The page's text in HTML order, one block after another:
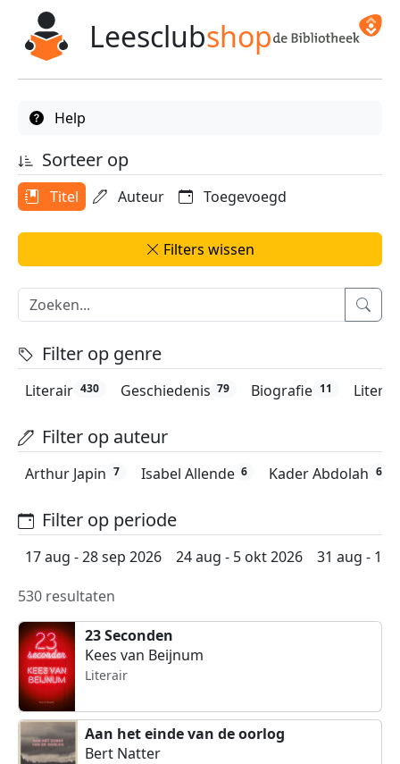
Leesclubshop
Help
Sorteer op
Titel Auteur Toegevoegd
Filters wissen
Filter op genre
Literair 430 Geschiedenis 79 Biografie 11
Filter op auteur
Arthur Japin 7 Isabel Allende 6 Kader Abdolah 6
Filter op periode
17 aug - 28 sep 2026 24 aug - 5 okt 2026
31 aug - 12
530 resultaten
23 Seconden
Kees van Beijnum
Literair
Aan het einde van de oorlog
Bert Natter